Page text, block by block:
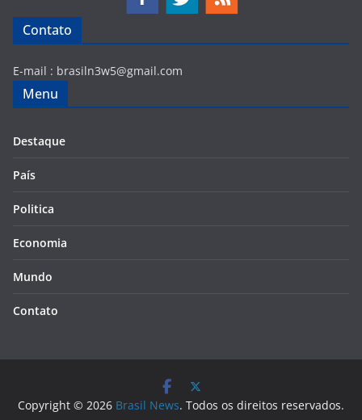
Contato
E-mail : brasiln3w5@gmail.com
Menu
Destaque
País
Politica
Economia
Mundo
Contato
Copyright © 2026 Brasil News. Todos os direitos reservados.